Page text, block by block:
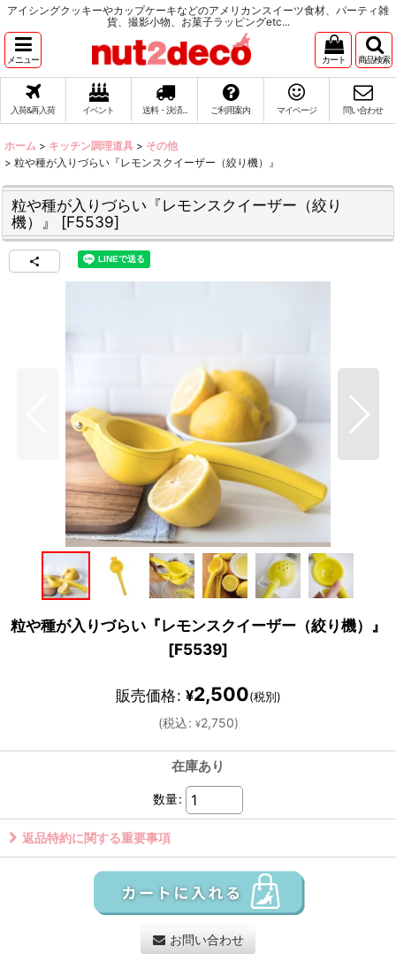
アイシングクッキーやカップケーキなどのアメリカンスイーツ食材、パーティ雑
貨、撮影小物、お菓子ラッピングetc...
メニュー カート 商品検索
入荷&再入荷 イベント 送料・決済... ご利用案内 マイページ 問い合わせ
ホーム > キッチン調理道具 > その他
> 粒や種が入りづらい『レモンスクイーザー（絞り機）』
粒や種が入りづらい『レモンスクイーザー（絞り
機）』
[F5539]
粒や種が入りづらい『レモンスクイーザー（絞り機）』
[F5539]
販売価格: ¥2,500(税別)
(税込: ¥2,750)
在庫あり
数量:
返品特約に関する重要事項
お問い合わせ